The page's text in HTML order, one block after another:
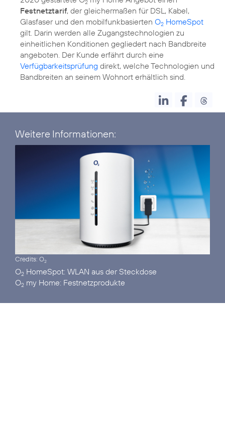
2
Festnetztarif, der gleichermaßen für DSL, Kabel,
Glasfaser und den mobilfunkbasierten O2 HomeSpot
gilt. Darin werden alle Zugangstechnologien zu
einheitlichen Konditionen gegliedert nach Bandbreite
angeboten. Der Kunde erfährt durch eine
Verfügbarkeitsprüfung direkt, welche Technologien und
Bandbreiten an seinem Wohnort erhältlich sind.
Weitere Informationen:
Credits: O2
O2 HomeSpot:
O2 my Home: